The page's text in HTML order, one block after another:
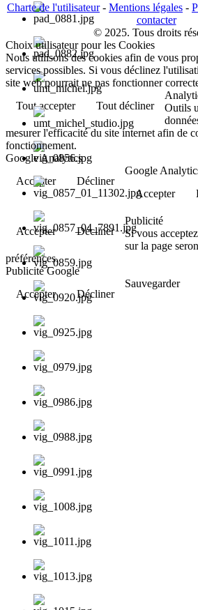
Charte de l'utilisateur- Mentions légales -
contacter
© 2025. Tous droits
Choix utilisateur pour les Cookies
Nous utilisons des cookies afin de vous
services possibles. Si vous déclinez
site web pourrait ne pas fonctionner
Tout accepter
Tout décliner
Outils
mesurer l'efficacité du site internet afin de
fonctionnement.
Google Analytics
Accepter
Décliner
Google
Accepter
Accepter
Décliner
Publicité
Si vous
sur la page
préférences.
Publicité Google
Accepter
Décliner
Sauvegarder